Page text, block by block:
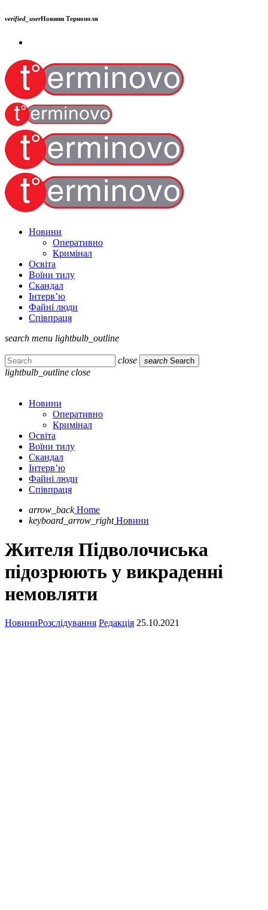
verified_userНовини Тернополя
Новини
Оперативно
Кримінал
Освіта
Воїни тилу
Скандал
Інтерв’ю
Файні люди
Співпраця
search menu lightbulb_outline
close search Search
lightbulb_outline close
Новини
Оперативно
Кримінал
Освіта
Воїни тилу
Скандал
Інтерв’ю
Файні люди
Співпраця
arrow_back Home
keyboard_arrow_right Новини
Жителя Підволочиська
підозрюють у викраденні
немовляти
НовиниРозслідування Редакція 25.10.2021